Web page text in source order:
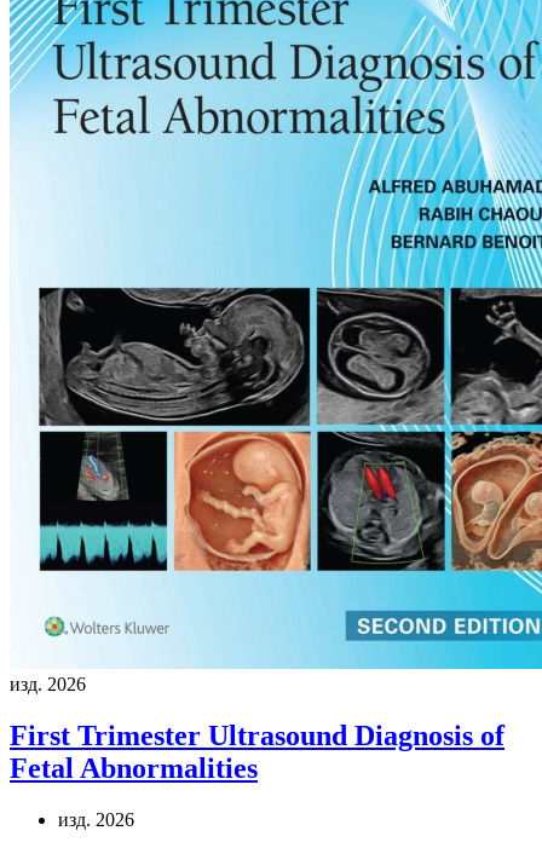
изд. 2026
First Trimester Ultrasound Diagnosis of
Fetal Abnormalities
изд. 2026